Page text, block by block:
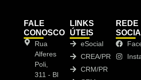
FALE
CONOSCO
Rua
Alferes
Poli,
311 - Bl
LINKS
ÚTEIS
eSocial
CREA/PR
CRM/PR
REDE